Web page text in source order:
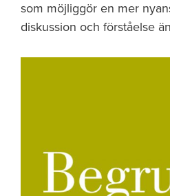
som möjliggör en mer
diskussion och förståelse